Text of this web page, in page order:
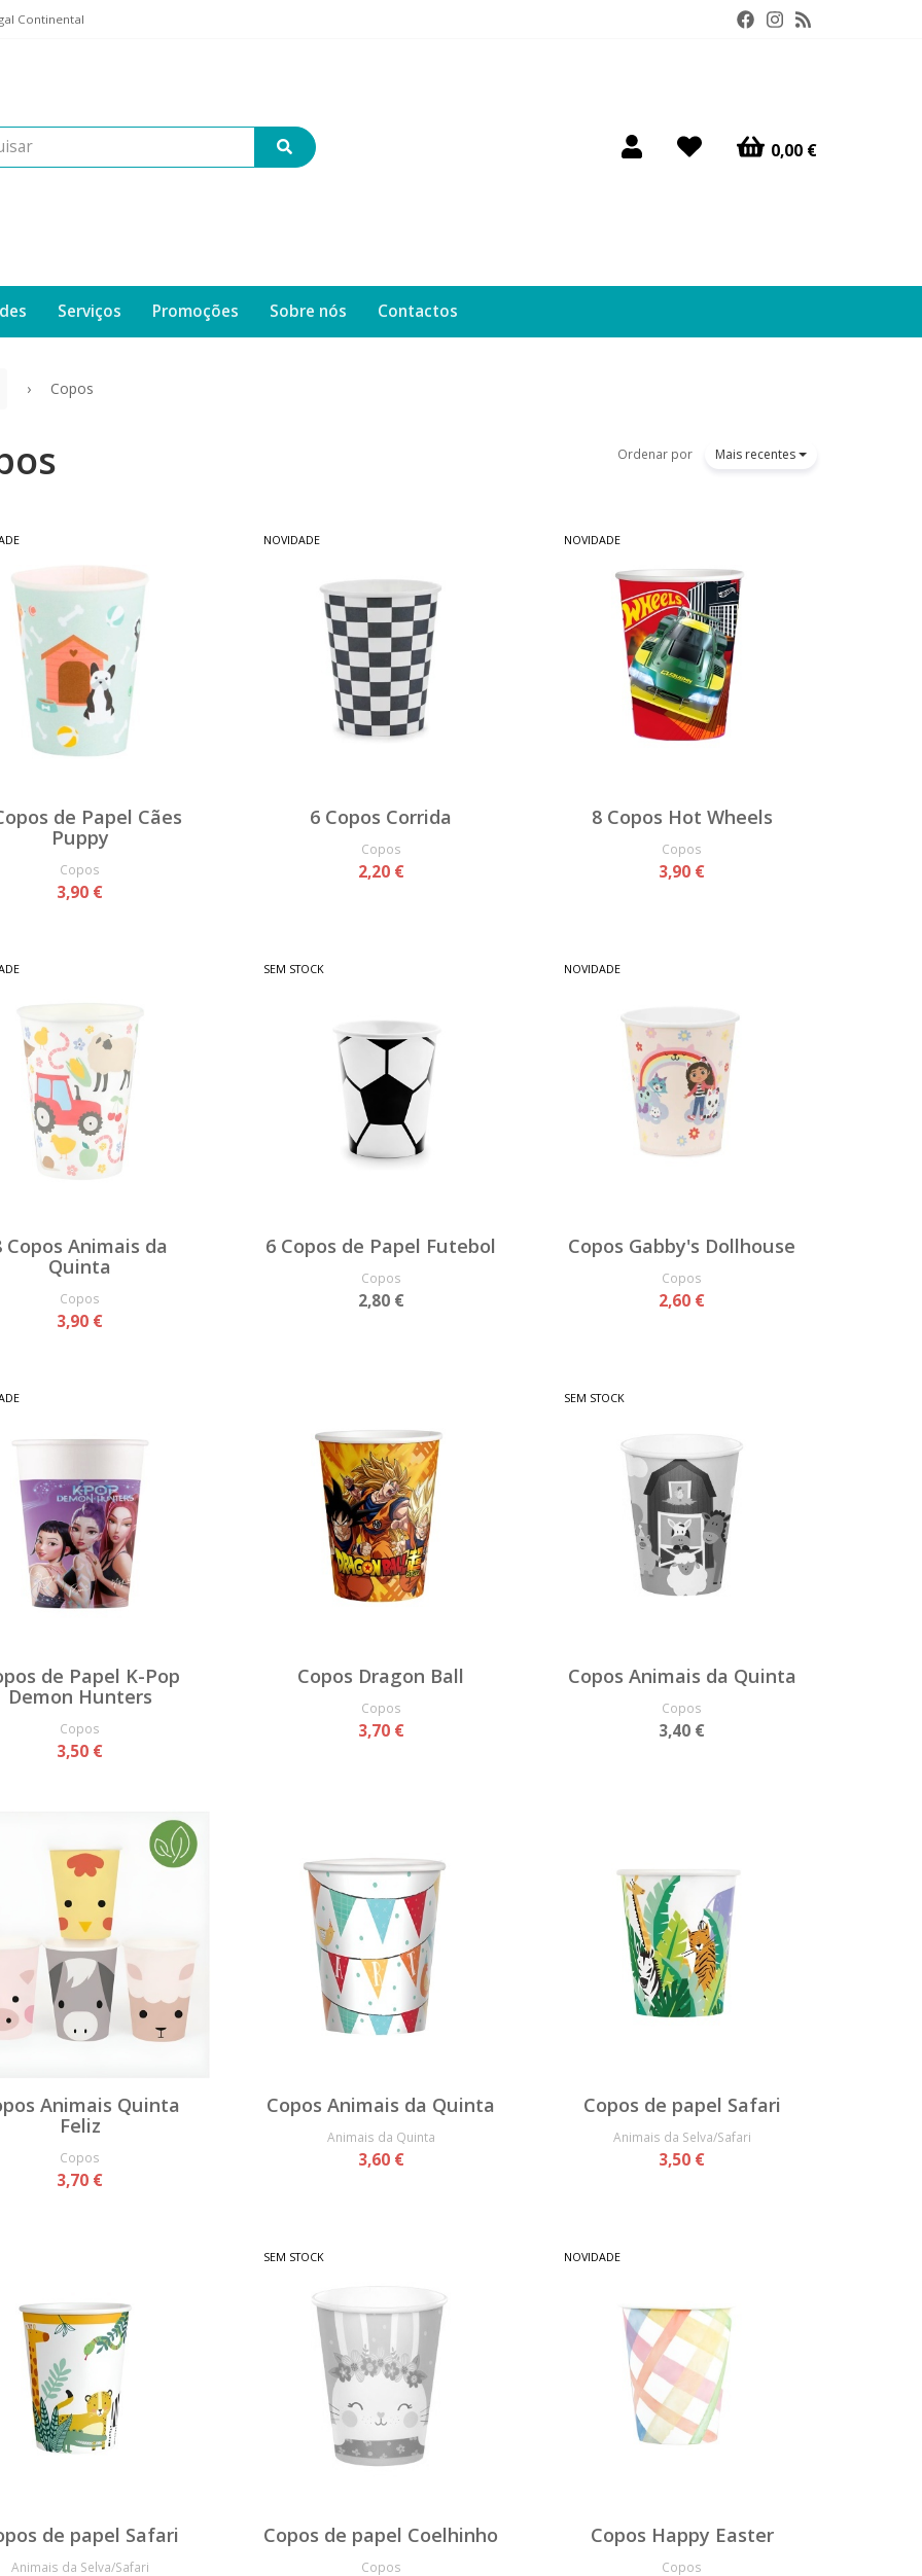
Continental
0,00 €
Serviços Promoções Sobre nós Contactos
Copos
Ordenar por Mais recentes
de Papel Cães
Puppy
Copos
3,90 €
NOVIDADE
6 Copos Corrida
Copos
2,20 €
NOVIDADE
8 Copos Hot Wheels
Copos
3,90 €
Copos Animais da
Quinta
Copos
3,90 €
SEM STOCK
6 Copos de Papel Futebol
Copos
2,80 €
NOVIDADE
Copos Gabby's Dollhouse
Copos
2,60 €
de Papel K-Pop
Demon Hunters
Copos
3,50 €
Copos Dragon Ball
Copos
3,70 €
SEM STOCK
Copos Animais da Quinta
Copos
3,40 €
Animais Quinta
Feliz
Copos
3,70 €
Copos Animais da Quinta
Animais da Quinta
3,60 €
Copos de papel Safari
Animais da Selva/Safari
3,50 €
de papel Safari
Animais da Selva/Safari
SEM STOCK
Copos de papel Coelhinho
Copos
NOVIDADE
Copos Happy Easter
Copos